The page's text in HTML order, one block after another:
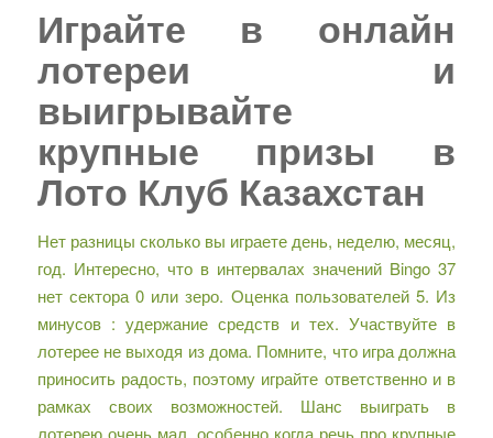
Играйте в онлайн
лотереи и
выигрывайте
крупные призы в
Лото Клуб Казахстан
Нет разницы сколько вы играете день, неделю, месяц,
год. Интересно, что в интервалах значений Bingo 37
нет сектора 0 или зеро. Оценка пользователей 5. Из
минусов : удержание средств и тех. Участвуйте в
лотерее не выходя из дома. Помните, что игра должна
приносить радость, поэтому играйте ответственно и в
рамках своих возможностей. Шанс выиграть в